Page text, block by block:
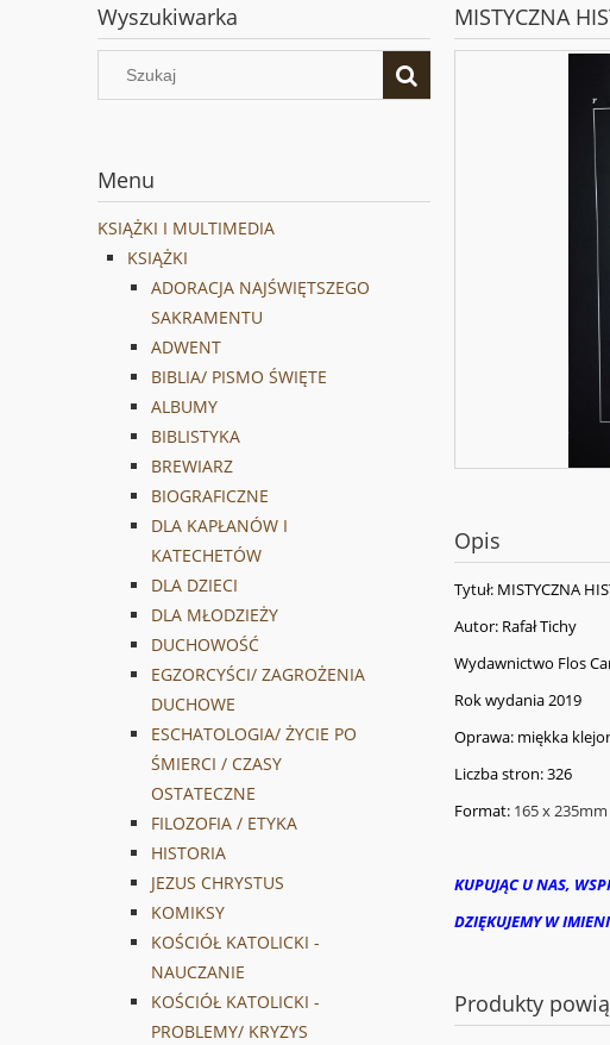
Wyszukiwarka
Menu
KSIĄŻKI I MULTIMEDIA
KSIĄŻKI
ADORACJA NAJŚWIĘTSZEGO
SAKRAMENTU
ADWENT
BIBLIA/ PISMO ŚWIĘTE
ALBUMY
BIBLISTYKA
BREWIARZ
BIOGRAFICZNE
DLA KAPŁANÓW I
KATECHETÓW
DLA DZIECI
DLA MŁODZIEŻY
DUCHOWOŚĆ
EGZORCYŚCI/ ZAGROŻENIA
DUCHOWE
ESCHATOLOGIA/ ŻYCIE PO
ŚMIERCI / CZASY
OSTATECZNE
FILOZOFIA / ETYKA
HISTORIA
JEZUS CHRYSTUS
KOMIKSY
KOŚCIÓŁ KATOLICKI -
NAUCZANIE
KOŚCIÓŁ KATOLICKI -
PROBLEMY/ KRYZYS
MISTYCZNA
Opis
Tytuł: MISTYCZNA
Autor: Rafał Tichy
Wydawnictwo Flos
Rok wydania 2019
Oprawa: miękka
Liczba stron: 326
Format: 165 x 235mm
KUPUJĄC U NAS,
DZIĘKUJEMY W
Produkty